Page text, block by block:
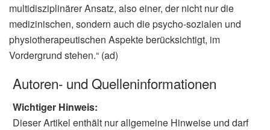
multidisziplinärer Ansatz, also einer, der nicht nur die
medizinischen, sondern auch die psycho-sozialen und
physiotherapeutischen Aspekte berücksichtigt, im
Vordergrund stehen.“ (ad)
Autoren- und Quelleninformationen
Wichtiger Hinweis:
Dieser Artikel enthält nur allgemeine Hinweise und darf